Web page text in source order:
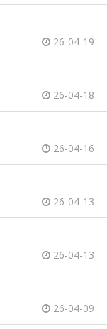
26-04-19
26-04-18
26-04-16
26-04-13
26-04-13
26-04-09